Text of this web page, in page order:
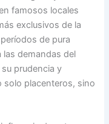
famosos locales
exclusivos de la
de pura
las demandas del
prudencia y
solo placenteros, sino